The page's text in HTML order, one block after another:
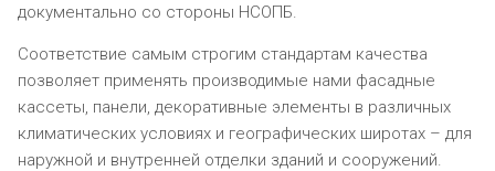
документально со стороны НСОПБ.
Соответствие самым строгим стандартам качества
позволяет применять производимые нами фасадные
кассеты, панели, декоративные элементы в различных
климатических условиях и географических широтах – для
наружной и внутренней отделки зданий и сооружений.